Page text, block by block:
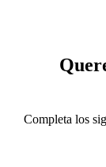
Completa los